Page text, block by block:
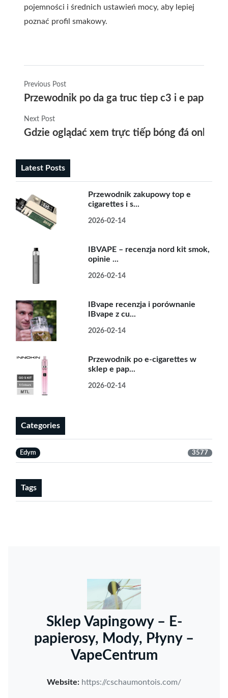
pojemności i średnich ustawień mocy, aby lepiej
poznać profil smakowy.
Previous Post
Przewodnik po da ga truc tiep c3 i e
Next Post
Gdzie oglądać xem trực tiếp bóng đá online
Latest Posts
Przewodnik zakupowy top e
cigarettes i s...
2026-02-14
IBVAPE – recenzja nord kit smok,
opinie ...
2026-02-14
IBvape recenzja i porównanie
IBvape z cu...
2026-02-14
Przewodnik po e-cigarettes w
sklep e pap...
2026-02-14
Categories
Edym 3577
Tags
Sklep Vapingowy – E-
papierosy, Mody, Płyny –
VapeCentrum
Website: https://cschaumontois.com/